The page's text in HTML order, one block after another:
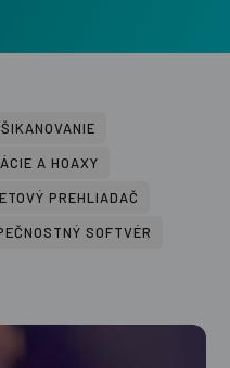
A HOAXY
PREHLIADAČ
SOFTVÉR